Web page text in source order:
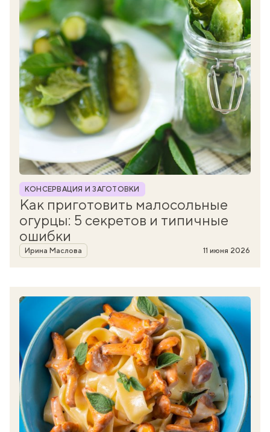
Рубрика
КОНСЕРВАЦИЯ И ЗАГОТОВКИ
Как приготовить малосольные
огурцы: 5 секретов и типичные
ошибки
Автор
Ирина Маслова 11 июня 2026